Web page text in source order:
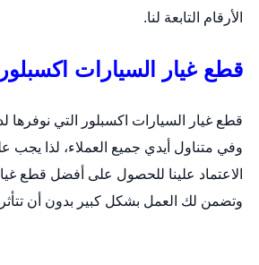
الأرقام التابعة لنا.
قطع غيار السيارات اكسبلور
قطع غيار السيارات اكسبلور التي نوفرها
وفي متناول أيدي جميع العملاء، لذا يجب
الاعتماد علينا للحصول على أفضل قطع
وتضمن لك العمل بشكل كبير بدون أن